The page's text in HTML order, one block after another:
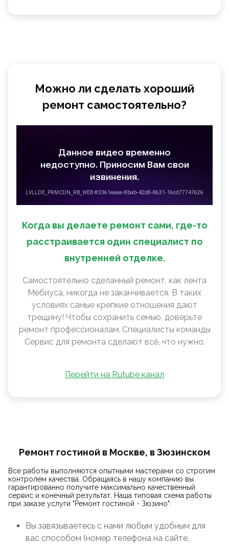
Можно ли сделать хороший
ремонт самостоятельно?
Когда вы делаете ремонт сами, где-то
расстраивается один специалист по
внутренней отделке.
Самостоятельно сделанный ремонт, как лента
Мëбиуса, никогда не заканчивается. В таких
условиях самые крепкие отношения дают
трещину! Чтобы сохранить семью, доверьте
ремонт профессионалам. Специалисты команды
Сервис для ремонта сделают всё, что нужно.
Перейти на Rutube канал
Ремонт гостиной в Москве, в Зюзинском
Все работы выполняются опытными мастерами со строгим
контролем качества. Обращаясь в нашу компанию вы
гарантированно получите максимально качественный
сервис и конечный результат. Наша типовая схема работы
при заказе услуги "Ремонт гостиной - Зюзино":
Вы завязываетесь с нами любым удобным для
вас способом (номер телефона на сайте,